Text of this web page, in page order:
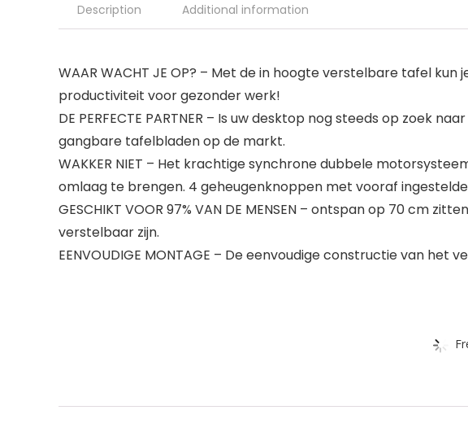
Description Additional information
WAAR WACHT JE OP? – Met de in hoogte verstelbare tafel
productiviteit voor gezonder werk!
DE PERFECTE PARTNER – Is uw desktop nog steeds op
gangbare tafelbladen op de markt.
WAKKER NIET – Het krachtige synchrone dubbele
omlaag te brengen. 4 geheugenknoppen met vooraf
GESCHIKT VOOR 97% VAN DE MENSEN – ontspan op 70 cm
verstelbaar zijn.
EENVOUDIGE MONTAGE – De eenvoudige constructie van